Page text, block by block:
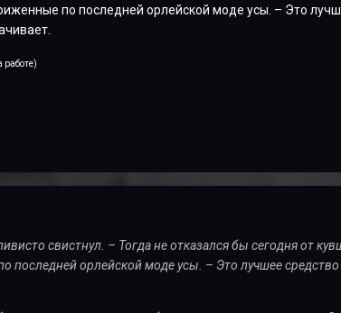
по последней орлейской моде усы. – Это
работе)
свистнул. – Тогда не отказался бы сегодня от
последней орлейской моде усы. – Это лучшее